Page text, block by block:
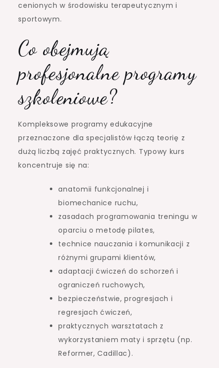
cenionych w środowisku terapeutycznym i
sportowym.
Co obejmują
profesjonalne programy
szkoleniowe?
Kompleksowe programy edukacyjne
przeznaczone dla specjalistów łączą teorię z
dużą liczbą zajęć praktycznych. Typowy kurs
koncentruje się na:
anatomii funkcjonalnej i
biomechanice ruchu,
zasadach programowania treningu w
oparciu o metodę pilates,
technice nauczania i komunikacji z
różnymi grupami klientów,
adaptacji ćwiczeń do schorzeń i
ograniczeń ruchowych,
bezpieczeństwie, progresjach i
regresjach ćwiczeń,
praktycznych warsztatach z
wykorzystaniem maty i sprzętu (np.
Reformer, Cadillac).